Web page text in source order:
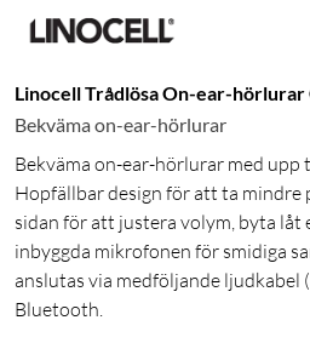
Linocell Trådlösa On-ear-hörlurar
Bekväma on-ear-hörlurar
Bekväma on-ear-hörlurar med
Hopfällbar design för att ta mindre
sidan för att justera volym, byta låt
inbyggda mikrofonen för smidiga
anslutas via medföljande ljudkabel
Bluetooth.